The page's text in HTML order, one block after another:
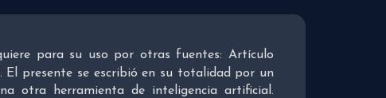
para su uso por otras fuentes: Artículo
. El presente se escribió en su totalidad por un
otra herramienta de inteligencia artificial.